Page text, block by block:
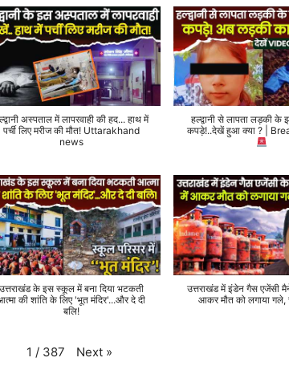
अस्पताल में लापरवाही की हद... हाथ में
पर्ची लिए मरीज की मौत! Uttarakhand
news
हल्द्वानी से लापता लड़की के
कपड़े!..देखें हुआ क्या ? |
उत्तराखंड के इस स्कूल में बना दिया भटकती
की शांति के लिए 'भूत मंदिर'...और दे दी
बलि!
उत्तराखंड में इंडेन गैस एजेंसी
आकर मौत को लगाया गले,
1 / 387 Next »